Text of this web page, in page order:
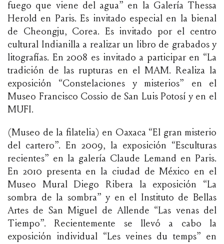
fuego que viene del agua” en la Galería Thessa
Herold en Paris. Es invitado especial en la bienal
de Cheongju, Corea. Es invitado por el centro
cultural Indianilla a realizar un libro de grabados y
litografías. En 2008 es invitado a participar en “La
tradición de las rupturas en el MAM. Realiza la
exposición “Constelaciones y misterios” en el
Museo Francisco Cossio de San Luis Potosí y en el
MUFI.
(Museo de la filatelia) en Oaxaca “El gran misterio
del cartero”. En 2009, la exposición “Esculturas
recientes” en la galería Claude Lemand en Paris.
En 2010 presenta en la ciudad de México en el
Museo Mural Diego Ribera la exposición “La
sombra de la sombra” y en el Instituto de Bellas
Artes de San Miguel de Allende “Las venas del
Tiempo”. Recientemente se llevó a cabo la
exposición individual “Les veines du temps” en